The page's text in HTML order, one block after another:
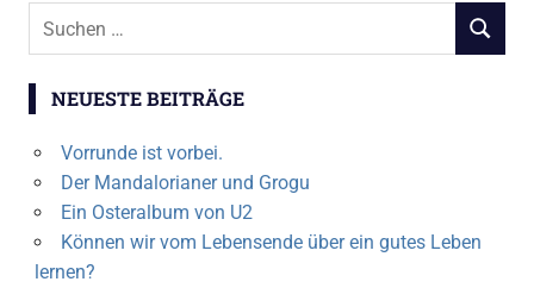
Suchen
SUCHEN
NEUESTE BEITRÄGE
Vorrunde ist vorbei.
Der Mandalorianer und Grogu
Ein Osteralbum von U2
Können wir vom Lebensende über ein gutes Leben
lernen?